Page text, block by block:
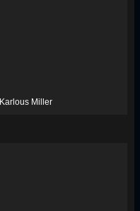
Karlous Miller